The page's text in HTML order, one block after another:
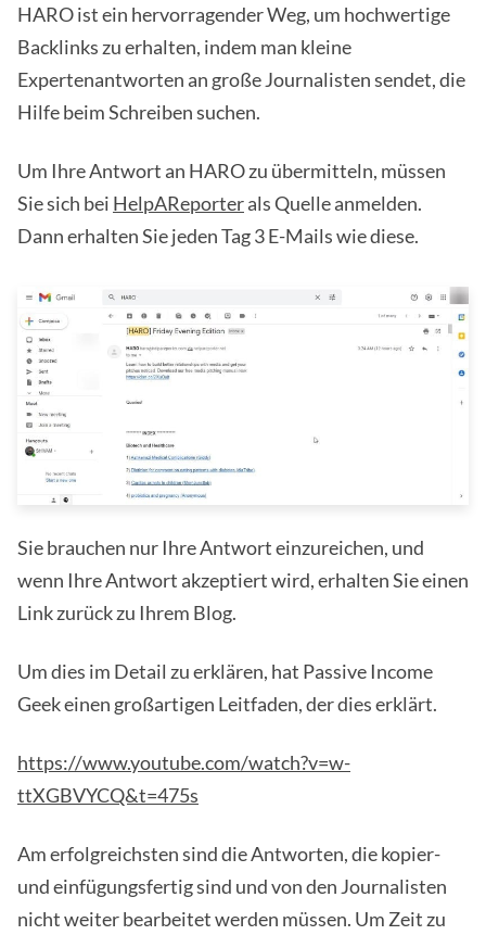
HARO ist ein hervorragender Weg, um hochwertige
Backlinks zu erhalten, indem man kleine
Expertenantworten an große Journalisten sendet, die
Hilfe beim Schreiben suchen.
Um Ihre Antwort an HARO zu übermitteln, müssen
Sie sich bei HelpAReporterals Quelle anmelden.
Dann erhalten Sie jeden Tag 3 E-Mails wie diese.
Sie brauchen nur Ihre Antwort einzureichen, und
wenn Ihre Antwort akzeptiert wird, erhalten Sie einen
Link zurück zu Ihrem Blog.
Um dies im Detail zu erklären, hat Passive Income
Geek einen großartigen Leitfaden, der dies erklärt.
https://www.youtube.com/watch?v=w-
ttXGBVYCQ&t=475s
Am erfolgreichsten sind die Antworten, die kopier-
und einfügungsfertig sind und von den Journalisten
nicht weiter bearbeitet werden müssen. Um Zeit zu